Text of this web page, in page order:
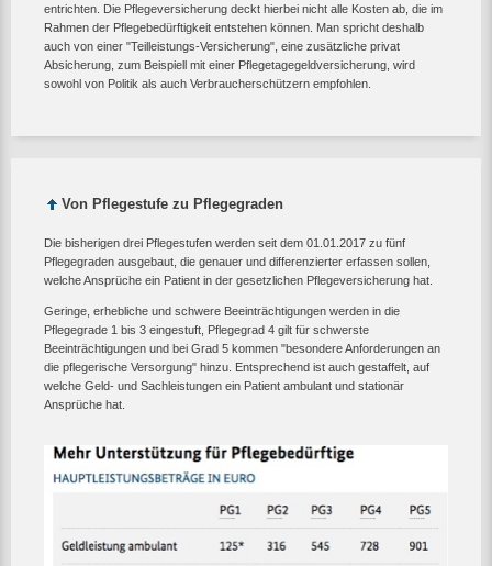
entrichten. Die Pflegeversicherung deckt hierbei nicht alle Kosten ab, die im
Rahmen der Pflegebedürftigkeit entstehen können. Man spricht deshalb
auch von einer "Teilleistungs-Versicherung", eine zusätzliche privat
Absicherung, zum Beispiell mit einer Pflegetagegeldversicherung, wird
sowohl von Politik als auch Verbraucherschützern empfohlen.
Von Pflegestufe zu Pflegegraden
Die bisherigen drei Pflegestufen werden seit dem 01.01.2017 zu fünf
Pflegegraden ausgebaut, die genauer und differenzierter erfassen sollen,
welche Ansprüche ein Patient in der gesetzlichen Pflegeversicherung hat.
Geringe, erhebliche und schwere Beeinträchtigungen werden in die
Pflegegrade 1 bis 3 eingestuft, Pflegegrad 4 gilt für schwerste
Beeinträchtigungen und bei Grad 5 kommen "besondere Anforderungen an
die pflegerische Versorgung" hinzu. Entsprechend ist auch gestaffelt, auf
welche Geld- und Sachleistungen ein Patient ambulant und stationär
Ansprüche hat.